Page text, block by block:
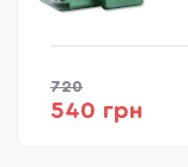
720
540 грн